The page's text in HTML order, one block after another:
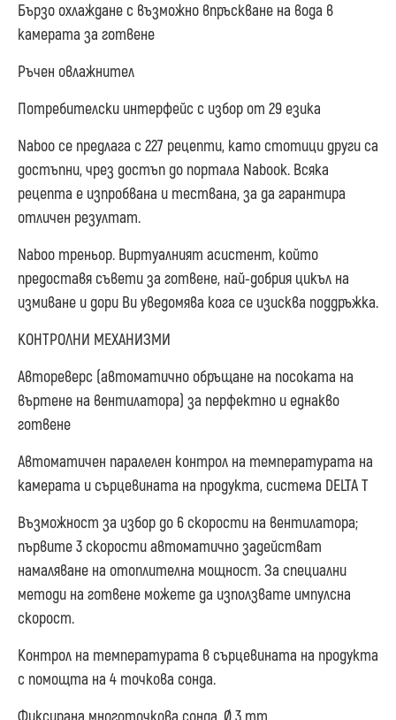
Бързо охлаждане с възможно впръскване на вода в
камерата за готвене
Ръчен овлажнител
Потребителски интерфейс с избор от 29 езика
Naboo се предлага с 227 рецепти, като стотици други са
достъпни, чрез достъп до портала Nabook. Всяка
рецепта е изпробвана и тествана, за да гарантира
отличен резултат.
Naboo треньор. Виртуалният асистент, който
предоставя съвети за готвене, най-добрия цикъл на
измиване и дори Ви уведомява кога се изисква поддръжка.
КОНТРОЛНИ МЕХАНИЗМИ
Автореверс (автоматично обръщане на посоката на
въртене на вентилатора) за перфектно и еднакво
готвене
Автоматичен паралелен контрол на температурата на
камерата и сърцевината на продукта, система DELTA T
Възможност за избор до 6 скорости на вентилатора;
първите 3 скорости автоматично задействат
намаляване на отоплителна мощност. За специални
методи на готвене можете да използвате импулсна
скорост.
Контрол на температурата в сърцевината на продукта
с помощта на 4 точкова сонда.